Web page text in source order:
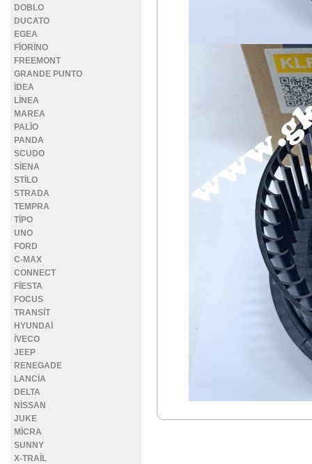
DOBLO
DUCATO
EGEA
FİORİNO
FREEMONT
GRANDE PUNTO
İDEA
LİNEA
MAREA
PALİO
PANDA
SCUDO
SİENA
STİLO
STRADA
TEMPRA
TİPO
UNO
FORD
C-MAX
CONNECT
FİESTA
FOCUS
TRANSİT
HYUNDAİ
İVECO
JEEP
RENEGADE
LANCİA
DELTA
NİSSAN
JUKE
MİCRA
SUNNY
X-TRAİL